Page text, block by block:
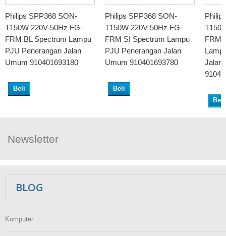
Philips SPP368 SON-
T150W 220V-50Hz FG-
FRM BL Spectrum Lampu
PJU Penerangan Jalan
Umum 910401693180
Beli
Philips SPP368 SON-
T150W 220V-50Hz FG-
FRM SI Spectrum Lampu
PJU Penerangan Jalan
Umum 910401693780
Beli
FRM
Jalan
Beli
Newsletter
BLOG
Komputer